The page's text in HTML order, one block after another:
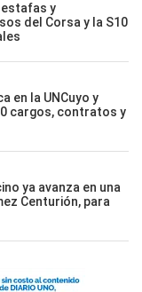
estafas y
del Corsa y la S10
en la UNCuyo y
cargos, contratos y
ya avanza en una
Centurión, para